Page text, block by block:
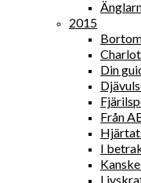
2015
Din
Från
I